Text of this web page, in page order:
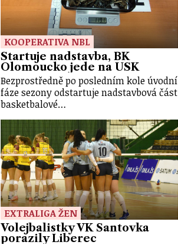
KOOPERATIVA NBL
Startuje nadstavba, BK
Olomoucko jede na USK
Bezprostředně po posledním kole úvodní
fáze sezony odstartuje nadstavbová část
basketbalové…
EXTRALIGA ŽEN
Volejbalistky VK Šantovka
porazily Liberec